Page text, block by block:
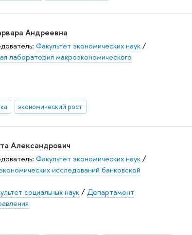
Андреевна
Факультет экономических наук/
лаборатория макроэкономического
экономический рост
Александрович
Факультет экономических наук/
исследований банковской
социальных наук/Департамент